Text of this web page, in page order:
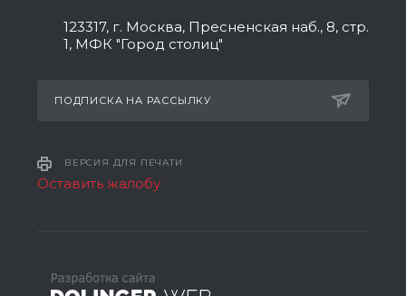
123317, г. Москва, Пресненская наб., 8, стр.
1, МФК "Город столиц"
ПОДПИСКА НА РАССЫЛКУ
ВЕРСИЯ ДЛЯ ПЕЧАТИ
Оставить жалобу